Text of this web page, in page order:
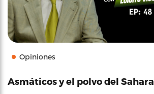
Opiniones
Asmáticos y el polvo del Sahara